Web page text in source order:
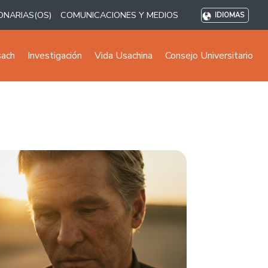
COMUNICACIONES Y MEDIOS IDIOMAS
Investigación Vida Usachina Consejo Universitario